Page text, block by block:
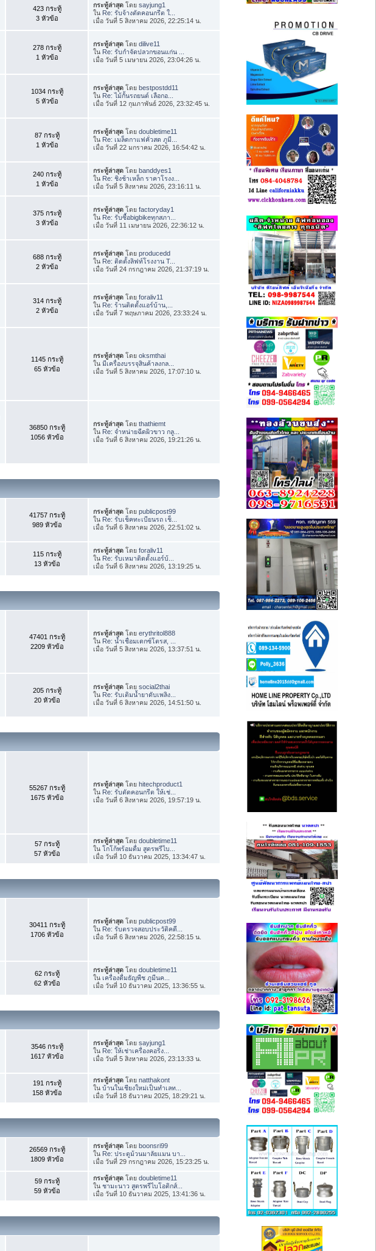
423 กระทู้
3 หัวข้อ
กระทู้ล่าสุด โดยsayjung1
ใน Re: รับจ้างตัดคอนกรีต ใ...
เมื่อ วันที่ 5 สิงหาคม 2026, 22:25:14 น.
278 กระทู้
1 หัวข้อ
กระทู้ล่าสุด โดยdilive11
ใน Re: รับกำจัดปลวกขอนแก่น ...
เมื่อ วันที่ 5 เมษายน 2026, 23:04:26 น.
1034 กระทู้
5 หัวข้อ
กระทู้ล่าสุด โดยbestpostdd11
ใน Re: ไม้กั้นรถยนต์ เลือกอ...
เมื่อ วันที่ 12 กุมภาพันธ์ 2026, 23:32:45 น.
87 กระทู้
1 หัวข้อ
กระทู้ล่าสุด โดยdoubletime11
ใน Re: เมล็ดกาแฟคั่วสด ภูมี...
เมื่อ วันที่ 22 มกราคม 2026, 16:54:42 น.
240 กระทู้
1 หัวข้อ
กระทู้ล่าสุด โดยbanddyes1
ใน Re: ชิงช้าเหล็ก ราคาโรงง...
เมื่อ วันที่ 5 สิงหาคม 2026, 23:16:11 น.
375 กระทู้
3 หัวข้อ
กระทู้ล่าสุด โดยfactoryday1
ใน Re: รับซื้อbigbikeทุกสภา...
เมื่อ วันที่ 11 เมษายน 2026, 22:36:12 น.
688 กระทู้
2 หัวข้อ
กระทู้ล่าสุด โดยproducedd
ใน Re: ติดตั้งลิฟท์โรงงาน T...
เมื่อ วันที่ 24 กรกฎาคม 2026, 21:37:19 น.
314 กระทู้
2 หัวข้อ
กระทู้ล่าสุด โดยforaliv11
ใน Re: ร้านติดตั้งแอร์บ้าน,...
เมื่อ วันที่ 7 พฤษภาคม 2026, 23:33:24 น.
1145 กระทู้
65 หัวข้อ
กระทู้ล่าสุด โดยoksmthai
ในมีเครื่องบรรจุสินค้าลงกล...
เมื่อ วันที่ 5 สิงหาคม 2026, 17:07:10 น.
36850 กระทู้
1056 หัวข้อ
กระทู้ล่าสุด โดยthathiemt
ใน Re: จำหน่ายฉีดผิวขาว กลู...
เมื่อ วันที่ 6 สิงหาคม 2026, 19:21:26 น.
41757 กระทู้
989 หัวข้อ
กระทู้ล่าสุด โดยpublicpost99
ใน Re: รับเช็คทะเบียนรถ เช็...
เมื่อ วันที่ 6 สิงหาคม 2026, 22:51:02 น.
115 กระทู้
13 หัวข้อ
กระทู้ล่าสุด โดยforaliv11
ใน Re: รับเหมาติดตั้งแอร์บ้...
เมื่อ วันที่ 6 สิงหาคม 2026, 13:19:25 น.
47401 กระทู้
2209 หัวข้อ
กระทู้ล่าสุด โดยerythritol888
ใน Re: น้ำเชื่อมเดกซ์โตรส, ...
เมื่อ วันที่ 5 สิงหาคม 2026, 13:37:51 น.
205 กระทู้
20 หัวข้อ
กระทู้ล่าสุด โดยsocial2thai
ใน Re: รับเติมน้ำยาดับเพลิง...
เมื่อ วันที่ 6 สิงหาคม 2026, 14:51:50 น.
55267 กระทู้
1675 หัวข้อ
กระทู้ล่าสุด โดยhitechproduct1
ใน Re: รับตัดคอนกรีต ให้เช่...
เมื่อ วันที่ 6 สิงหาคม 2026, 19:57:19 น.
57 กระทู้
57 หัวข้อ
กระทู้ล่าสุด โดยdoubletime11
ในโกโก้พร้อมดื่ม สูตรพรีไบ...
เมื่อ วันที่ 10 ธันวาคม 2025, 13:34:47 น.
30411 กระทู้
1706 หัวข้อ
กระทู้ล่าสุด โดยpublicpost99
ใน Re: รับตรวจสอบประวัติคดี...
เมื่อ วันที่ 6 สิงหาคม 2026, 22:58:15 น.
62 กระทู้
62 หัวข้อ
กระทู้ล่าสุด โดยdoubletime11
ในเครื่องดื่มธัญพืช ภูมีนค...
เมื่อ วันที่ 10 ธันวาคม 2025, 13:36:55 น.
3546 กระทู้
1617 หัวข้อ
กระทู้ล่าสุด โดยsayjung1
ใน Re: ให้เช่าเครื่องคอริ่ง...
เมื่อ วันที่ 5 สิงหาคม 2026, 23:13:33 น.
191 กระทู้
158 หัวข้อ
กระทู้ล่าสุด โดยnatthakont
ในบ้านในเชียงใหม่เป็นทำเลท...
เมื่อ วันที่ 18 ธันวาคม 2025, 18:29:21 น.
26569 กระทู้
1809 หัวข้อ
กระทู้ล่าสุด โดยboonsri99
ใน Re: ประตูม้วนมาลัยแมน บา...
เมื่อ วันที่ 29 กรกฎาคม 2026, 15:23:25 น.
59 กระทู้
59 หัวข้อ
กระทู้ล่าสุด โดยdoubletime11
ในชามะนาว สูตรพรีไบโอติกส์...
เมื่อ วันที่ 10 ธันวาคม 2025, 13:41:36 น.